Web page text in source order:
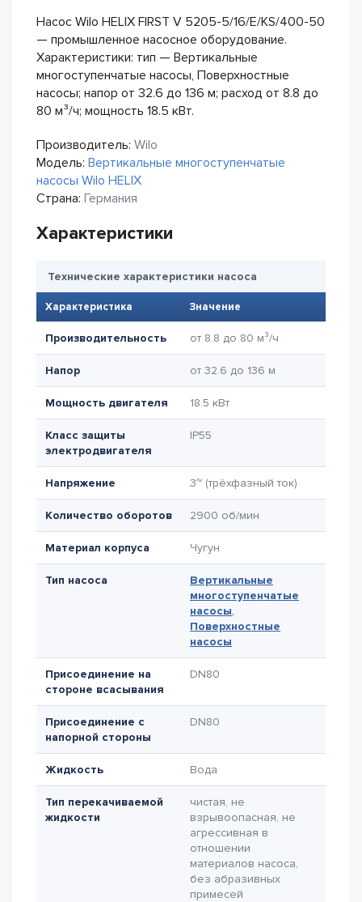
Насос Wilo HELIX FIRST V 5205-5/16/E/KS/400-50
— промышленное насосное оборудование.
Характеристики: тип — Вертикальные
многоступенчатые насосы, Поверхностные
насосы; напор от 32.6 до 136 м; расход от 8.8 до
80 м³/ч; мощность 18.5 кВт.
Производитель: Wilo
Модель: Вертикальные многоступенчатые
насосы Wilo HELIX
Страна: Германия
Характеристики
Технические характеристики насоса
Характеристика Значение
Производительность от 8.8 до 80 м³/ч
Напор от 32.6 до 136 м
Мощность двигателя 18.5 кВт
Класс защиты
электродвигателя
IP55
Напряжение 3~ (трёхфазный ток)
Количество оборотов 2900 об/мин
Материал корпуса Чугун
Тип насоса
Вертикальные
многоступенчатые
насосы,
Поверхностные
насосы
Присоединение на
стороне всасывания
DN80
Присоединение с
напорной стороны
DN80
Жидкость Вода
Тип перекачиваемой
жидкости
чистая, не
взрывоопасная, не
агрессивная в
отношении
материалов насоса,
без абразивных
примесей